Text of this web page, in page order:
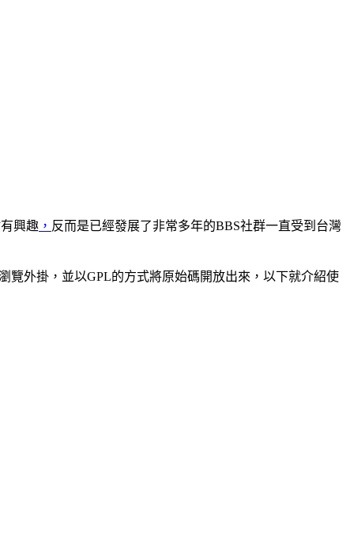
興趣 ， 反而是已經發展了非常多年的BBS社群一直受到台灣
覽外掛，並以GPL的方式將原始碼開放出來，以下就介紹使